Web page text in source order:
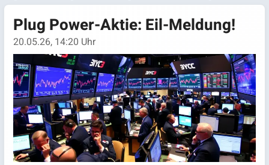
Plug Power-Aktie: Eil-Meldung!
20.05.26, 14:20 Uhr